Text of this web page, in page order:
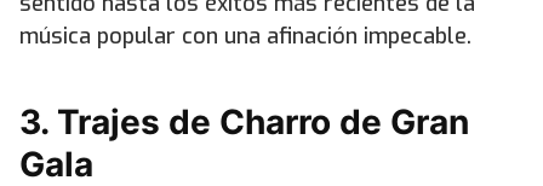
música popular con una afinación impecable.
3. Trajes de Charro de Gran
Gala